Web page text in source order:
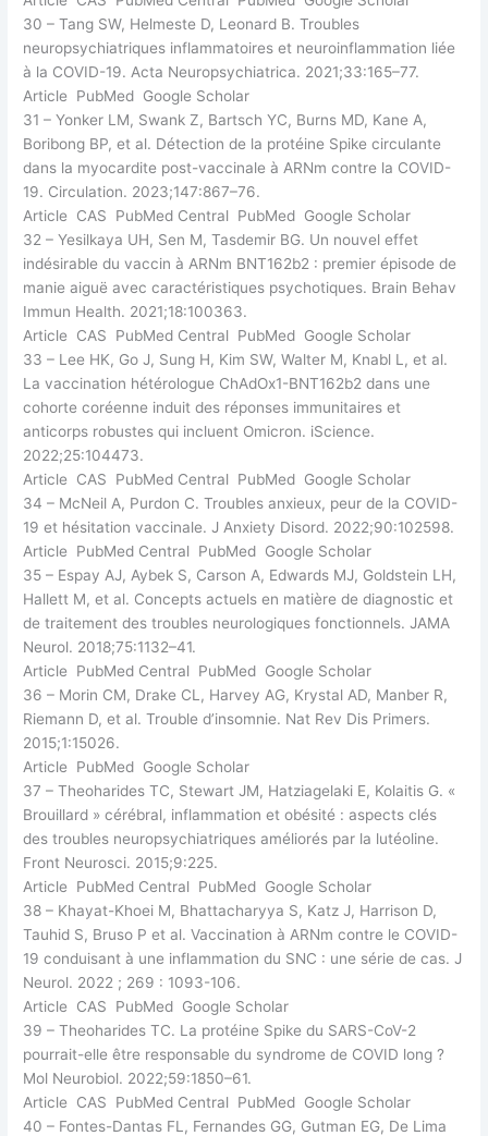
30 – Tang SW, Helmeste D, Leonard B. Troubles
neuropsychiatriques inflammatoires et neuroinflammation liée
à la COVID-19. Acta Neuropsychiatrica. 2021;33:165–77.
Article PubMed Google Scholar
31 – Yonker LM, Swank Z, Bartsch YC, Burns MD, Kane A,
Boribong BP, et al. Détection de la protéine Spike circulante
dans la myocardite post-vaccinale à ARNm contre la COVID-
19. Circulation. 2023;147:867–76.
Article CAS PubMed Central PubMed Google Scholar
32 – Yesilkaya UH, Sen M, Tasdemir BG. Un nouvel effet
indésirable du vaccin à ARNm BNT162b2 : premier épisode de
manie aiguë avec caractéristiques psychotiques. Brain Behav
Immun Health. 2021;18:100363.
Article CAS PubMed Central PubMed Google Scholar
33 – Lee HK, Go J, Sung H, Kim SW, Walter M, Knabl L, et al.
La vaccination hétérologue ChAdOx1-BNT162b2 dans une
cohorte coréenne induit des réponses immunitaires et
anticorps robustes qui incluent Omicron. iScience.
2022;25:104473.
Article CAS PubMed Central PubMed Google Scholar
34 – McNeil A, Purdon C. Troubles anxieux, peur de la COVID-
19 et hésitation vaccinale. J Anxiety Disord. 2022;90:102598.
Article PubMed Central PubMed Google Scholar
35 – Espay AJ, Aybek S, Carson A, Edwards MJ, Goldstein LH,
Hallett M, et al. Concepts actuels en matière de diagnostic et
de traitement des troubles neurologiques fonctionnels. JAMA
Neurol. 2018;75:1132–41.
Article PubMed Central PubMed Google Scholar
36 – Morin CM, Drake CL, Harvey AG, Krystal AD, Manber R,
Riemann D, et al. Trouble d’insomnie. Nat Rev Dis Primers.
2015;1:15026.
Article PubMed Google Scholar
37 – Theoharides TC, Stewart JM, Hatziagelaki E, Kolaitis G. «
Brouillard » cérébral, inflammation et obésité : aspects clés
des troubles neuropsychiatriques améliorés par la lutéoline.
Front Neurosci. 2015;9:225.
Article PubMed Central PubMed Google Scholar
38 – Khayat-Khoei M, Bhattacharyya S, Katz J, Harrison D,
Tauhid S, Bruso P et al. Vaccination à ARNm contre le COVID-
19 conduisant à une inflammation du SNC : une série de cas. J
Neurol. 2022 ; 269 : 1093-106.
Article CAS PubMed Google Scholar
39 – Theoharides TC. La protéine Spike du SARS-CoV-2
pourrait-elle être responsable du syndrome de COVID long ?
Mol Neurobiol. 2022;59:1850–61.
Article CAS PubMed Central PubMed Google Scholar
40 – Fontes-Dantas FL, Fernandes GG, Gutman EG, De Lima